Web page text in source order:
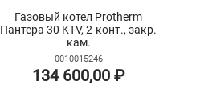
Газовый котел Protherm
Пантера 30 KTV, 2-конт., закр.
кам.
0010015246
134 600,00 ₽